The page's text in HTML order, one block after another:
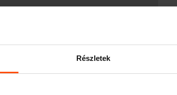
Részletek